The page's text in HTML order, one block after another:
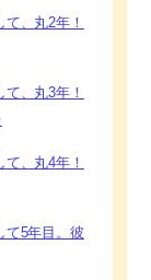
、丸2年！
、丸3年！
、丸4年！
て5年目。彼